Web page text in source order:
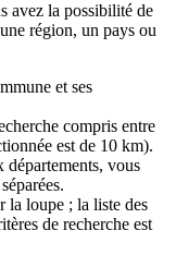
avez la possibilité de
région, un pays ou
et ses
compris entre
est de 10 km).
départements, vous
la loupe ; la liste des
de recherche est